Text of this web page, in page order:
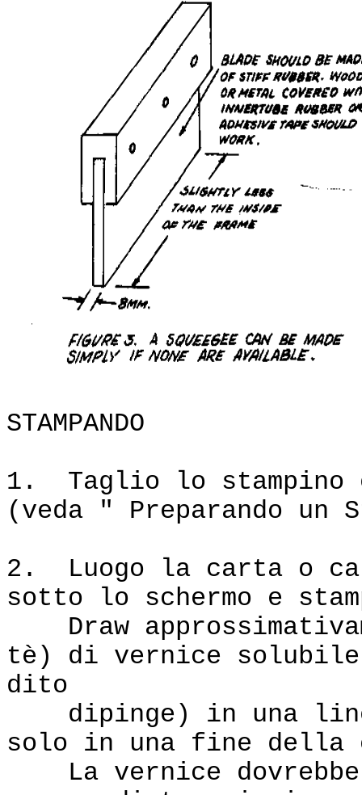
STAMPANDO
1. Taglio lo stampino
(veda " Preparando un
2. Luogo la carta o
sotto lo schermo e
Draw
tè) di vernice solubile
dito
dipinge) in una
solo in una fine della
La vernice dovrebbe